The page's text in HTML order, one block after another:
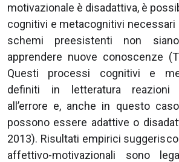
motivazionale è disadattiva, è
cognitivi e metacognitivi necessari
schemi preesistenti non
apprendere nuove conoscenze
Questi processi cognitivi e
definiti in letteratura reazioni
all’errore e, anche in questo
possono essere adattive o
2013). Risultati empirici
affettivo-motivazionali sono